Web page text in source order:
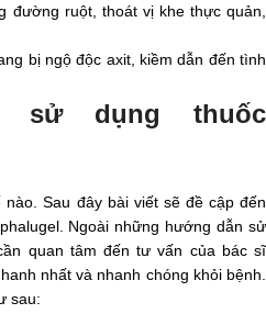
đường ruột, thoát vị khe thực quản,
bị ngộ độc axit, kiềm dẫn đến tình
sử dụng thuốc
Sau đây bài viết sẽ đề cập đến
Ngoài những hướng dẫn sử
quan tâm đến tư vấn của bác sĩ
nhất và nhanh chóng khỏi bệnh.
sau: